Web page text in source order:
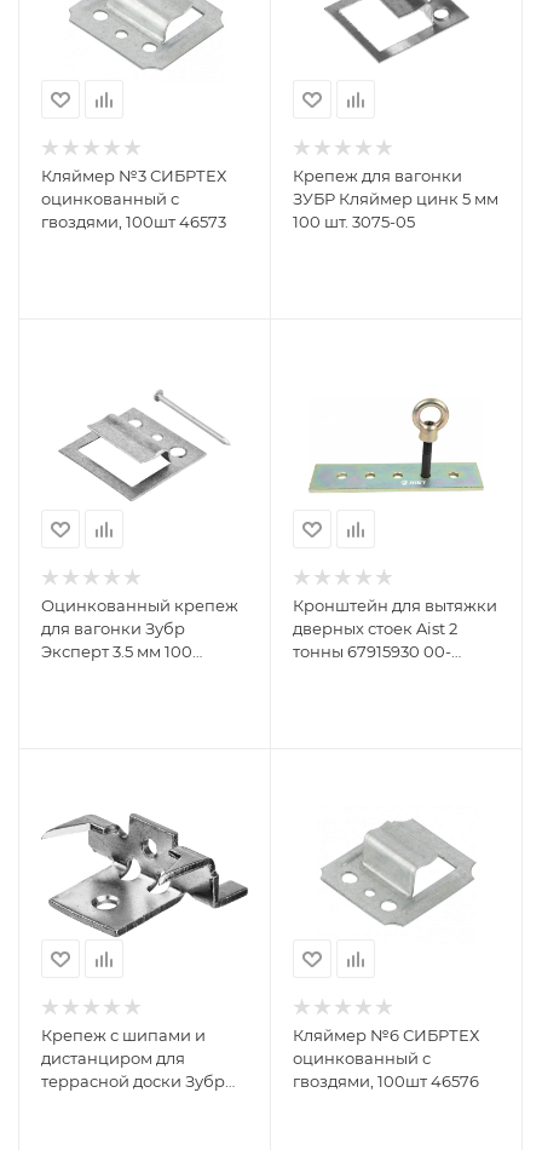
Кляймер №3 СИБРТЕХ
оцинкованный с
гвоздями, 100шт 46573
Крепеж для вагонки
ЗУБР Кляймер цинк 5 мм
100 шт. 3075-05
Оцинкованный крепеж
для вагонки Зубр
Эксперт 3.5 мм 100
Кронштейн для вытяжки
дверных стоек Aist 2
тонны 67915930 00-
Крепеж с шипами и
дистанциром для
террасной доски Зубр
Кляймер №6 СИБРТЕХ
оцинкованный с
гвоздями, 100шт 46576